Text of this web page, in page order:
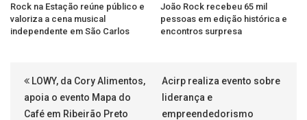
Rock na Estação reúne público e
valoriza a cena musical
independente em São Carlos
João Rock recebeu 65 mil
pessoas em edição histórica e
encontros surpresa
LOWY, da Cory Alimentos,
apoia o evento Mapa do
Café em Ribeirão Preto
Acirp realiza evento sobre
liderança e
empreendedorismo